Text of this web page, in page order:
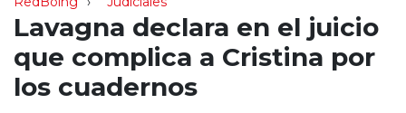
Lavagna declara en el juicio
que complica a Cristina por
los cuadernos